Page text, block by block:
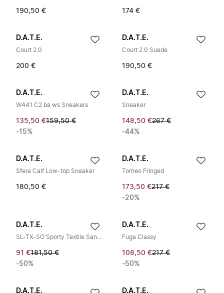
190,50 € 174 €
D.A.T.E.
Court 2.0
200 €
D.A.T.E.
Court 2.0 Suede
190,50 €
D.A.T.E.
W441 C2 ba ws Sneakers
135,50 €159,50 €
-15%
D.A.T.E.
Sneaker
148,50 €267 €
-44%
D.A.T.E.
Sfera Calf Low-top Sneaker
180,50 €
D.A.T.E.
Torneo Fringed
173,50 €217 €
-20%
D.A.T.E.
SL-TX-SO Sporty Textile Sangallo
91 €181,50 €
-50%
D.A.T.E.
Fuga Classy
108,50 €217 €
-50%
D.A.T.E. D.A.T.E.